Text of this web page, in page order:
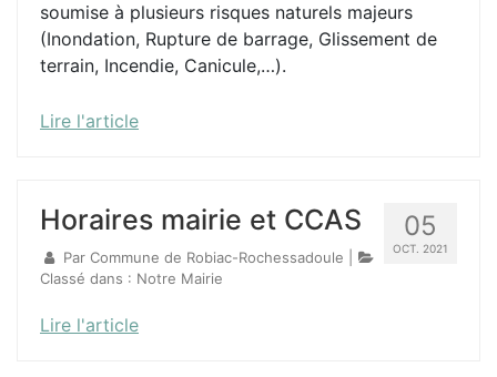
soumise à plusieurs risques naturels majeurs
(Inondation, Rupture de barrage, Glissement de
terrain, Incendie, Canicule,…).
Lire l'article
05
OCT. 2021
Horaires mairie et CCAS
Par Commune de Robiac-Rochessadoule
Classé dans : Notre Mairie
Lire l'article